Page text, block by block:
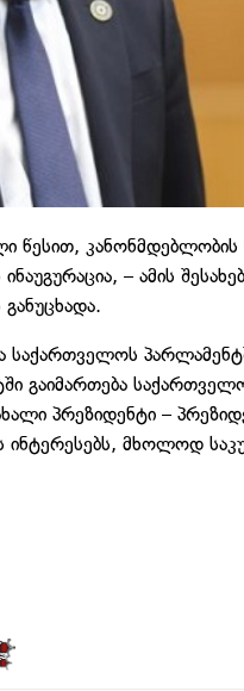
წესით,
– ამის
საქართველოს
გაიმართება
პრეზიდენტი –
ინტერესებს, მხოლოდ